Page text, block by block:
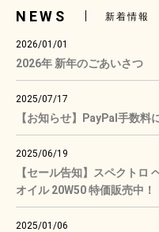
NEWS 新着情報
2026/01/01
2026年 新年のごあいさつ
2025/07/17
【お知らせ】PayPal手数料
2025/06/19
【セール告知】スペクトロ
オイル 20W50 特価販売中！
2025/01/06